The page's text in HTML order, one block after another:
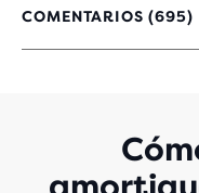
COMENTARIOS (695)
4,6
DE
EVALUACIONES